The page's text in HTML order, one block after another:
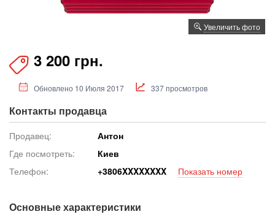
Увеличить фото
3 200 грн.
Обновлено 10 Июля 2017 337 просмотров
Контакты продавца
Продавец:
Антон
Где посмотреть:
Киев
Телефон:
+3806XXXXXXXX Показать номер
Основные характеристики